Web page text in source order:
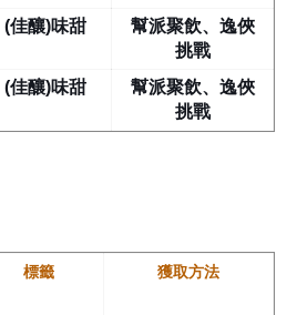
(佳釀)味甜
幫派聚飲、逸俠
挑戰
(佳釀)味甜
幫派聚飲、逸俠
挑戰
標籤 獲取方法